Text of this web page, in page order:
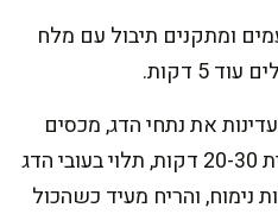
ומתקנים תיבול עם מלח
5 דקות.
את נתחי הדג, מכסים
ומבשלים על להבה בינונית 20-30 דקות, תלוי בעובי הדג
נימוח, והריח מעיד כשהכול